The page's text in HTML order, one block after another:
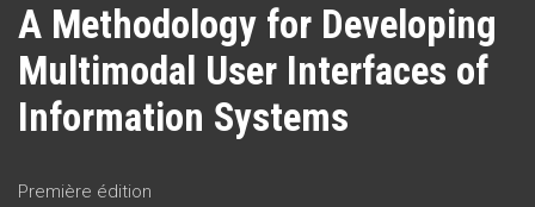
A Methodology for Developing
Multimodal User Interfaces of
Information Systems
Première édition